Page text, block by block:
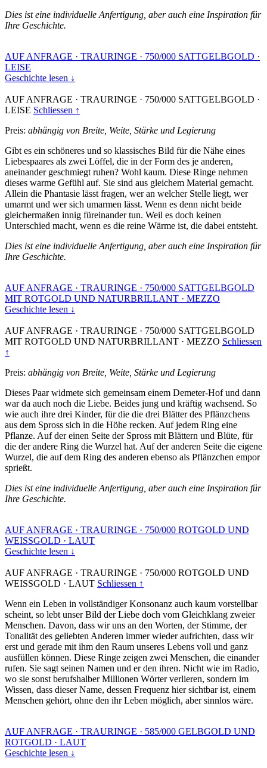
Dies ist eine individuelle Anfertigung, aber auch eine Inspiration für
Ihre Geschichte.
AUF ANFRAGE · TRAURINGE · 750/000 SATTGELBGOLD ·
LEISE
Geschichte lesen ↓
AUF ANFRAGE · TRAURINGE · 750/000 SATTGELBGOLD ·
LEISE Schliessen ↑
Preis: abhängig von Breite, Weite, Stärke und Legierung
Gibt es ein schöneres und so klassisches Bild für die Nähe eines
Liebespaares als zwei Löffel, die in der Form des je anderen,
aneinander geschmiegt ruhen? Wohl kaum. Diese Ringe nehmen
dieses warme Gefühl auf. Sie sind aus gleichem Material gemacht.
Allein die Phantasie lässt fragen, wer an welcher Stelle liegt, wer
umarmt und wer sich umarmen lässt. Wenn es denn nicht beide
gleichermaßen innig füreinander tun. Weil es doch keinen
Unterschied macht, wenn es die reine Wärme ist, die dabei entsteht.
Dies ist eine individuelle Anfertigung, aber auch eine Inspiration für
Ihre Geschichte.
AUF ANFRAGE · TRAURINGE · 750/000 SATTGELBGOLD
MIT ROTGOLD UND NATURBRILLANT · MEZZO
Geschichte lesen ↓
AUF ANFRAGE · TRAURINGE · 750/000 SATTGELBGOLD
MIT ROTGOLD UND NATURBRILLANT · MEZZO Schliessen
↑
Preis: abhängig von Breite, Weite, Stärke und Legierung
Dieses Paar widmete sich gemeinsam einem Demeter-Hof und dann
war da auch noch die Liebe. Beides jung und kräftig wachsend. So
wie auch ihre drei Kinder, für die die drei Blätter des Pflänzchens
aus dem Spross sich in die Höhe recken. Auf jedem Ring eine
Pflanze. Auf der einen Seite der Spross mit Blättern und Blüte, für
die der andere Ring die Wurzel hat. Auf der anderen Seite die eigene
Wurzel, die auf dem Ring des anderen ebenso als Pflänzchen empor
sprießt.
Dies ist eine individuelle Anfertigung, aber auch eine Inspiration für
Ihre Geschichte.
AUF ANFRAGE · TRAURINGE · 750/000 ROTGOLD UND
WEISSGOLD · LAUT
Geschichte lesen ↓
AUF ANFRAGE · TRAURINGE · 750/000 ROTGOLD UND
WEISSGOLD · LAUT Schliessen ↑
Wenn ein Leben in vollständiger Konsonanz auch kaum vorstellbar
scheint, so lebt unser Bild der Liebe doch vom Gleichklang zweier
Menschen. Davon, dass wir uns an den Worten, der Stimme, der
Tonalität des geliebten Anderen immer wieder aufrichten, dass wir
erst und gerade mit ihm den Raum unseres Lebens voll und ganz
ausfüllen können. Diese Ringe zeigen zwei Menschen, die einander
rufen. Sie sagt seinen Namen und er den ihren. Nicht wie im Radio,
wo sie sonst berufshalber Millionen Wörter verlieren, sondern im
Wissen, dass dieser Name, dessen Frequenz hier sichtbar ist, einem
Menschen gehört, ohne den ihr Leben möglich, aber sinnlos wäre.
AUF ANFRAGE · TRAURINGE · 585/000 GELBGOLD UND
ROTGOLD · LAUT
Geschichte lesen ↓